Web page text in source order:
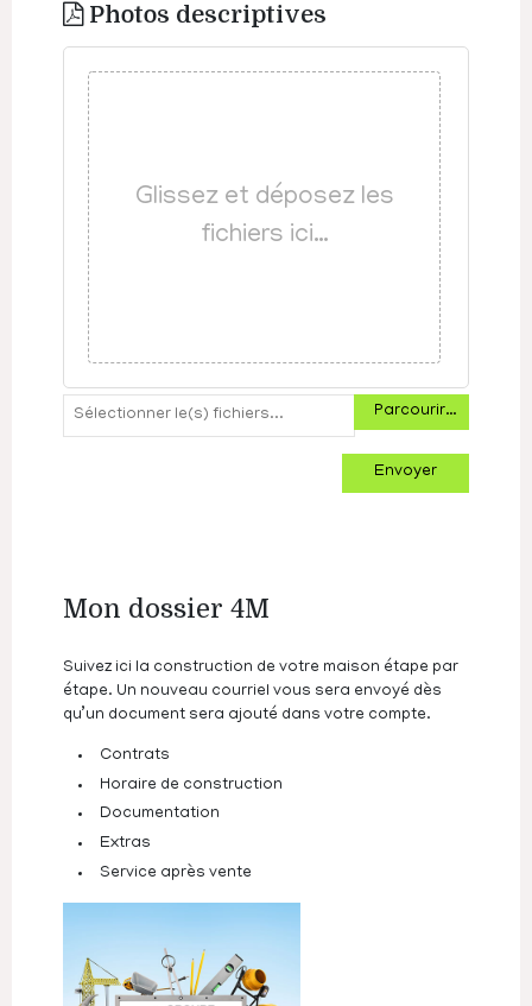
Photos descriptives
Glissez et déposez les
fichiers ici…
Parcourir…
Envoyer
Mon dossier 4M
Suivez ici la construction de votre maison étape par
étape. Un nouveau courriel vous sera envoyé dès
qu’un document sera ajouté dans votre compte.
Contrats
Horaire de construction
Documentation
Extras
Service après vente